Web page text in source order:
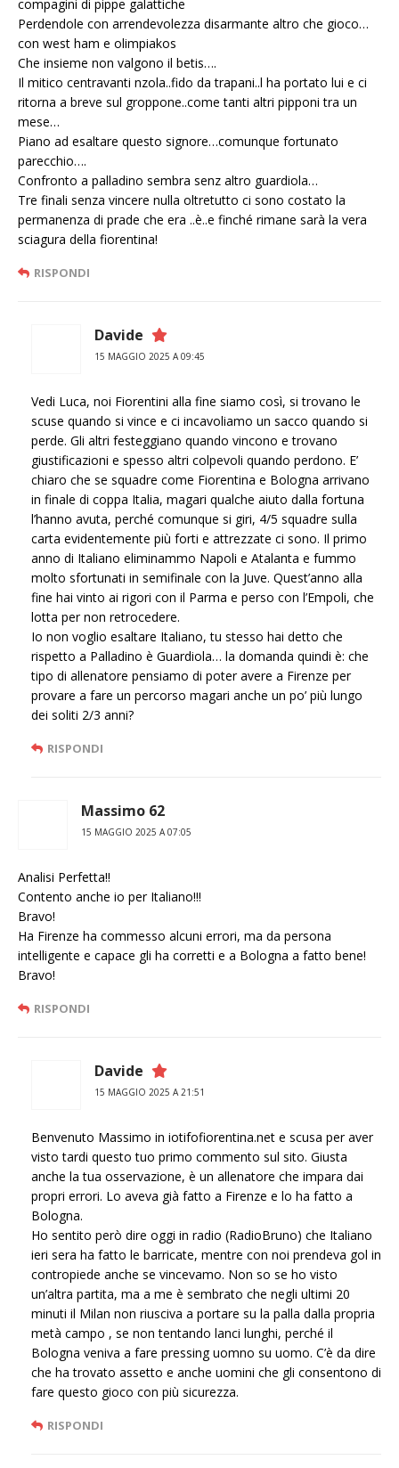
compagini di pippe galattiche
Perdendole con arrendevolezza disarmante altro che gioco…
con west ham e olimpiakos
Che insieme non valgono il betis….
Il mitico centravanti nzola..fido da trapani..l ha portato lui e ci
ritorna a breve sul groppone..come tanti altri pipponi tra un
mese…
Piano ad esaltare questo signore…comunque fortunato
parecchio….
Confronto a palladino sembra senz altro guardiola…
Tre finali senza vincere nulla oltretutto ci sono costato la
permanenza di prade che era ..è..e finché rimane sarà la vera
sciagura della fiorentina!
RISPONDI
Davide
15 MAGGIO 2025 A 09:45
Vedi Luca, noi Fiorentini alla fine siamo così, si trovano le
scuse quando si vince e ci incavoliamo un sacco quando si
perde. Gli altri festeggiano quando vincono e trovano
giustificazioni e spesso altri colpevoli quando perdono. E’
chiaro che se squadre come Fiorentina e Bologna arrivano
in finale di coppa Italia, magari qualche aiuto dalla fortuna
l’hanno avuta, perché comunque si giri, 4/5 squadre sulla
carta evidentemente più forti e attrezzate ci sono. Il primo
anno di Italiano eliminammo Napoli e Atalanta e fummo
molto sfortunati in semifinale con la Juve. Quest’anno alla
fine hai vinto ai rigori con il Parma e perso con l’Empoli, che
lotta per non retrocedere.
Io non voglio esaltare Italiano, tu stesso hai detto che
rispetto a Palladino è Guardiola… la domanda quindi è: che
tipo di allenatore pensiamo di poter avere a Firenze per
provare a fare un percorso magari anche un po’ più lungo
dei soliti 2/3 anni?
RISPONDI
Massimo 62
15 MAGGIO 2025 A 07:05
Analisi Perfetta!!
Contento anche io per Italiano!!!
Bravo!
Ha Firenze ha commesso alcuni errori, ma da persona
intelligente e capace gli ha corretti e a Bologna a fatto bene!
Bravo!
RISPONDI
Davide
15 MAGGIO 2025 A 21:51
Benvenuto Massimo in iotifofiorentina.net e scusa per aver
visto tardi questo tuo primo commento sul sito. Giusta
anche la tua osservazione, è un allenatore che impara dai
propri errori. Lo aveva già fatto a Firenze e lo ha fatto a
Bologna.
Ho sentito però dire oggi in radio (RadioBruno) che Italiano
ieri sera ha fatto le barricate, mentre con noi prendeva gol in
contropiede anche se vincevamo. Non so se ho visto
un’altra partita, ma a me è sembrato che negli ultimi 20
minuti il Milan non riusciva a portare su la palla dalla propria
metà campo , se non tentando lanci lunghi, perché il
Bologna veniva a fare pressing uomno su uomo. C’è da dire
che ha trovato assetto e anche uomini che gli consentono di
fare questo gioco con più sicurezza.
RISPONDI